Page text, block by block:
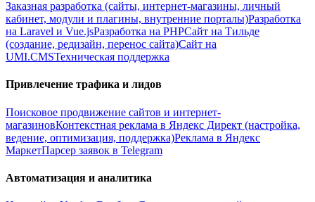
Заказная разработка (сайты, интернет-магазины, личный
кабинет, модули и плагины, внутренние порталы)Разработка
на Laravel и Vue.jsРазработка на PHPСайт на Тильде
(создание, редизайн, перенос сайта)Сайт на
UMI.CMSТехническая поддержка
Привлечение трафика и лидов
Поисковое продвижение сайтов и интернет-
магазиновКонтекстная реклама в Яндекс Директ (настройка,
ведение, оптимизация, поддержка)Реклама в Яндекс
МаркетПарсер заявок в Telegram
Автоматизация и аналитика